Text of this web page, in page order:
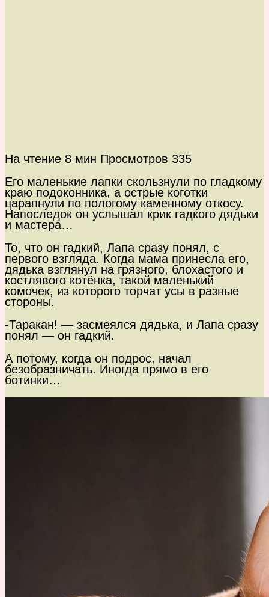
На чтение 8 мин Просмотров 335
Его маленькие лапки скользнули по гладкому
краю подоконника, а острые коготки
царапнули по пологому каменному откосу.
Напоследок он услышал крик гадкого дядьки
и мастера…
То, что он гадкий, Лапа сразу понял, с
первого взгляда. Когда мама принесла его,
дядька взглянул на грязного, блохастого и
костлявого котёнка, такой маленький
комочек, из которого торчат усы в разные
стороны.
-Таракан! — засмеялся дядька, и Лапа сразу
понял — он гадкий.
А потому, когда он подрос, начал
безобразничать. Иногда прямо в его
ботинки…